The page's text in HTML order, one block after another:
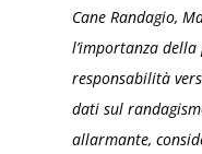
Cane Randagio,
l’importanza
responsabilità
dati sul
allarmante,